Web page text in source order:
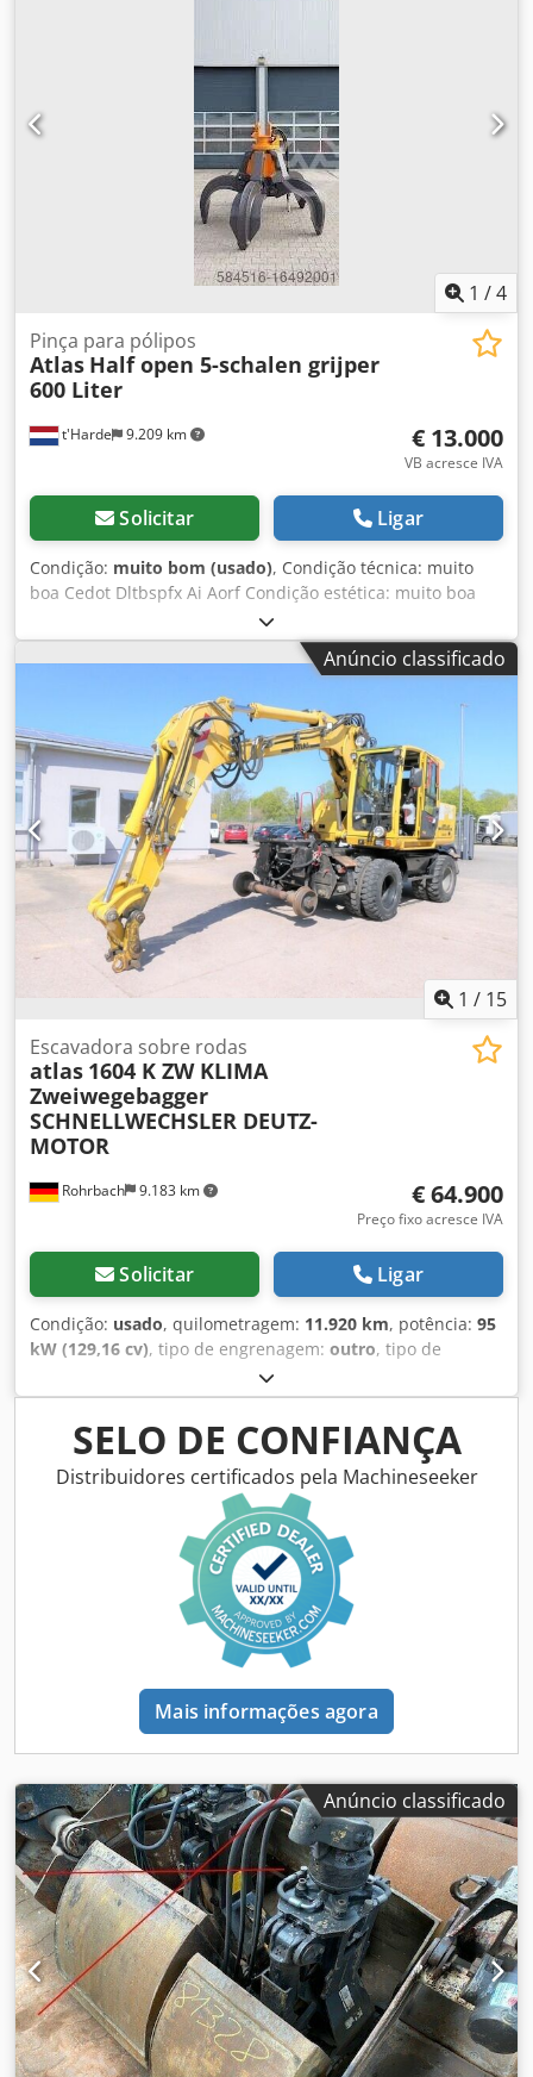
trabalhos em série O conjunto inclui: • Parafusadeira a
Carregador Atlas Copco • Tudo conforme mostrado nas
fotos Estado: Usada, funcionando perfeitamente, com
sinais normais de uso. Sem rachaduras ou folgas.
Equipamento proveniente de desmonte industrial.
Aplicações: Crjdpfxoyc Rvae Ai Ajf • Produção • Montagem
industrial • Linhas de produção • Oficinas profissionais
Alternativa ideal aos equipamentos novos – custo
significativamente inferior mantendo a qualidade Atlas 1 /4
t'Harde 9.209 km
Pinça para pólipos
Atlas Half open 5-schalen grijper
600 Liter
€ 13.000
VB acresce IVA
Solicitar Ligar
Condição: muito bom (usado), Condição técnica: muito
boa Cedot Dltbspfx Ai Aorf Condição estética: muito boa
Entre em contato com Ferdinand Pater para mais
informações.
Anúncio classificado
1 / 15
Rohrbach 9.183 km
Escavadora sobre rodas
atlas 1604 K ZW KLIMA
Zweiwegebagger
SCHNELLWECHSLER DEUTZ-
MOTOR
€ 64.900
Preço fixo acresce IVA
Solicitar Ligar
Condição: usado, quilometragem: 11.920 km, potência: 95
kW (129,16 cv), tipo de engrenagem: outro, tipo de
amarelo
peso em vazio:21.816 kg, peso máximo de carga:1.184 kg,
número de lugares:1 , primeira matrícula:02/2013 , classe
de emissão:nenhum, suspensão:outro
, Ano de fabrico:
2013, horas de funcionamento:11.920 h, comprimento
, cabina do condutor:
, Equipamento:
reboque, aquecedor estacionário, ar condicionado
escavadeira sobre trilhos usada Atlas 1604 K ZW KLIMA é
uma máquina versátil, equipada com engate rápido e um
motor Deutz confiável. O ano de fabricação é 2013 e ela
conta com 11.920 horas de operação. Possui potência do
motor de 95 kW (129 cv) e cilindrada de 4.038 cm³. A
cabine dupla espaçosa é equipada com assento
confortável aquecido e com suspensão pneumática, além
de ar-condicionado. Crsdpjr Uzazsfx Ai Ajf O veículo é
seus eixos estreitos e ao sistema de estabilização especial.
Entre os outros destaques estão o aquecedor de
combustível Eberspächer, filtro de partículas de fuligem
CWF600 e câmera de ré com monitor. A escavadeira possui
contrapeso pesado de 4,5 toneladas e raio de giro de 2.000
mm, proporcionando maior estabilidade e eficiência no
canteiro de obras. Além disso, está equipada com sistema
de freio para vagões, controlado a partir da cabine, e
limitador eletrônico de elevação para um ajuste preciso
dos cilindros de levantamento e trabalho. A máquina
oferece várias opções de carregamento e é fornecida com
SELO DE CONFIANÇA
Distribuidores certificados pela Machineseeker
Mais informações agora
Anúncio classificado